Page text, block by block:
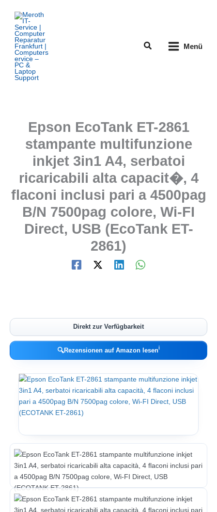
Inhalt
springen
Suchen Menü
Epson EcoTank ET-2861
stampante multifunzione
inkjet 3in1 A4, serbatoi
ricaricabili alta capacit�, 4
flaconi inclusi pari a 4500pag
B/N 7500pag colore, Wi-FI
Direct, USB (EcoTank ET-
2861)
Direkt zur Verfügbarkeit
🔍Rezensionen auf Amazon lesenℹ︎